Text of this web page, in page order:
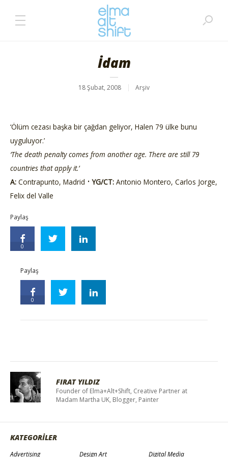
İdam
18 Şubat, 2008 Arşiv
‘Ölüm cezası başka bir çağdan geliyor, Halen 79 ülke bunu
uyguluyor.’
‘The death penalty comes from another age. There are still 79
countries that apply it.’
A: Contrapunto, Madrid •YG/CT: Antonio Montero, Carlos Jorge,
Felix del Valle
Paylaş
0
Paylaş
0
FIRAT YILDIZ
Founder of Elma+Alt+Shift, Creative Partner at
Madam Martha UK, Blogger, Painter
KATEGORİLER
Advertising Design Art Digital Media